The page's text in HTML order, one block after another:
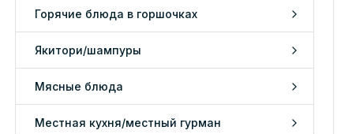
Горячие блюда в горшочках
Якитори/шампуры
Мясные блюда
Местная кухня/местный гурман